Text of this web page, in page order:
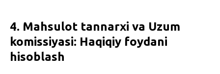
4. Mahsulot tannarxi va Uzum
komissiyasi: Haqiqiy foydani
hisoblash